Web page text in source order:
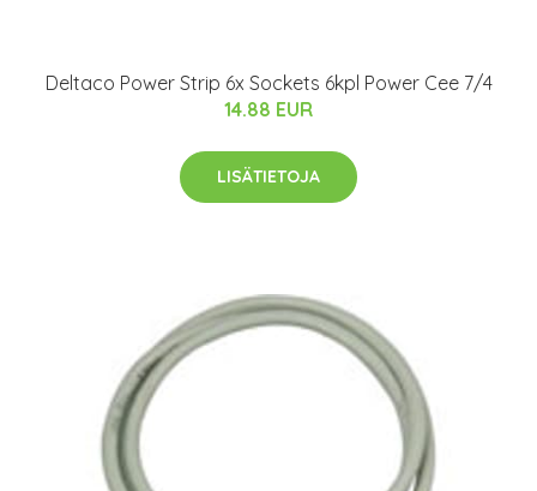
Deltaco Power Strip 6x Sockets 6kpl Power Cee 7/4
14.88 EUR
LISÄTIETOJA